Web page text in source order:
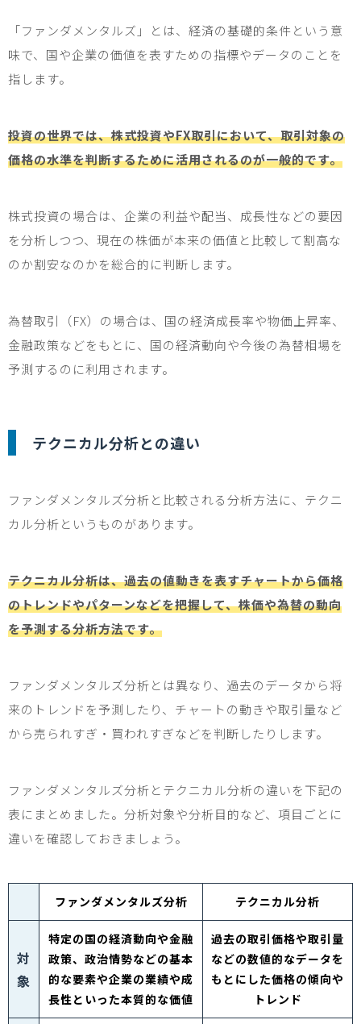
「ファンダメンタルズ」とは、経済の基礎的条件という意
味で、国や企業の価値を表すための指標やデータのことを
指します。
投資の世界では、株式投資やFX取引において、取引対象の
価格の水準を判断するために活用されるのが一般的です。
株式投資の場合は、企業の利益や配当、成長性などの要因
を分析しつつ、現在の株価が本来の価値と比較して割高な
のか割安なのかを総合的に判断します。
為替取引（FX）の場合は、国の経済成長率や物価上昇率、
金融政策などをもとに、国の経済動向や今後の為替相場を
予測するのに利用されます。
テクニカル分析との違い
ファンダメンタルズ分析と比較される分析方法に、テクニ
カル分析というものがあります。
テクニカル分析は、過去の値動きを表すチャートから価格
のトレンドやパターンなどを把握して、株価や為替の動向
を予測する分析方法です。
ファンダメンタルズ分析とは異なり、過去のデータから将
来のトレンドを予測したり、チャートの動きや取引量など
から売られすぎ・買われすぎなどを判断したりします。
ファンダメンタルズ分析とテクニカル分析の違いを下記の
表にまとめました。分析対象や分析目的など、項目ごとに
違いを確認しておきましょう。
ファンダメンタルズ分析 テクニカル分析
対
象
特定の国の経済動向や金融
政策、政治情勢などの基本
的な要素や企業の業績や成
長性といった本質的な価値
過去の取引価格や取引量
などの数値的なデータを
もとにした価格の傾向や
トレンド